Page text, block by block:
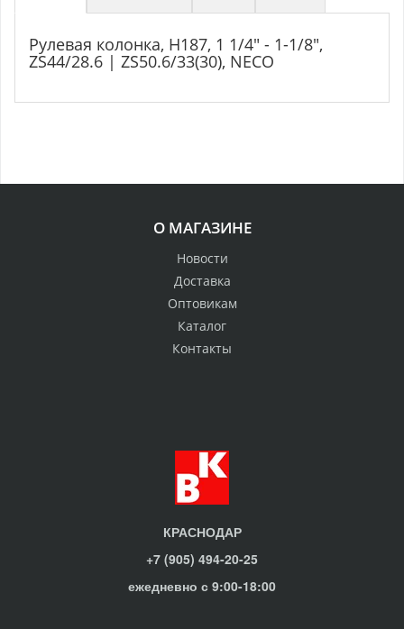
Рулевая колонка, H187, 1 1/4" - 1-1/8",
ZS44/28.6 | ZS50.6/33(30), NECO
О МАГАЗИНЕ
Новости
Доставка
Оптовикам
Каталог
Контакты
КРАСНОДАР
+7 (905) 494-20-25
ежедневно с 9:00-18:00